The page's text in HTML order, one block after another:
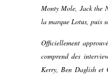
Monty Mole, Jack the
la marque Lotus, puis
Officiellement
comprend des
Kerry, Ben Daglish et